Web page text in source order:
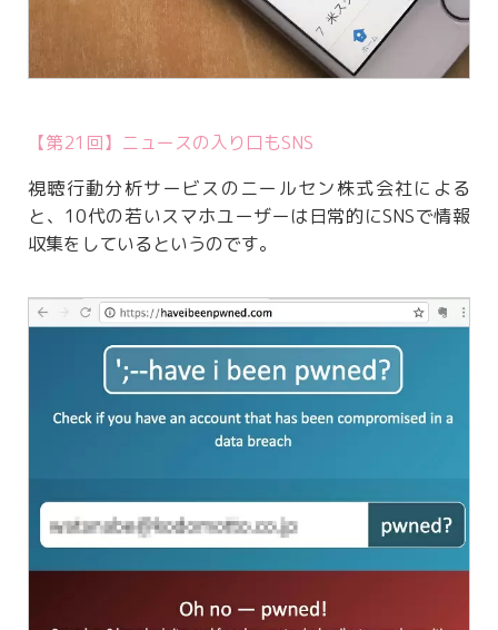
【第21回】ニュースの入り口もSNS
視聴行動分析サービスのニールセン株式会社による
と、10代の若いスマホユーザーは日常的にSNSで情報
収集をしているというのです。